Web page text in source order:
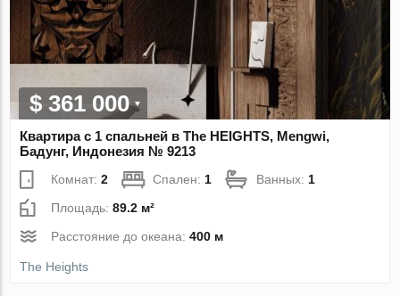
$ 361 000
Квартира с 1 спальней в The HEIGHTS, Mengwi,
Бадунг, Индонезия № 9213
Комнат:2 Спален: 1 Ванных: 1
Площадь:89.2 м²
Расстояние до океана:400 м
The Heights